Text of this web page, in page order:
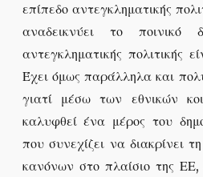
επίπεδο αντεγκληματικής
αναδεικνύει το ποινικό
αντεγκληματικής πολιτικής
Έχει όμως παράλληλα και
γιατί μέσω των εθνικών
καλυφθεί ένα μέρος του
που συνεχίζει να διακρίνει
κανόνων στο πλαίσιο της